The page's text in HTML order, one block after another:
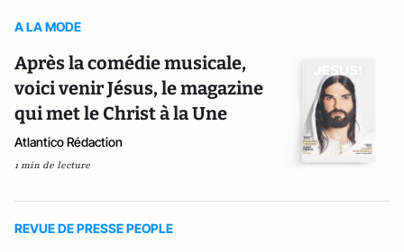
A LA MODE
Après la comédie musicale,
voici venir Jésus, le magazine
qui met le Christ à la Une
Atlantico Rédaction
1 min de lecture
REVUE DE PRESSE PEOPLE